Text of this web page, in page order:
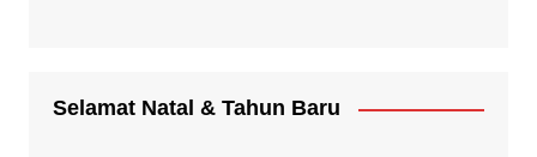
Selamat Natal & Tahun Baru